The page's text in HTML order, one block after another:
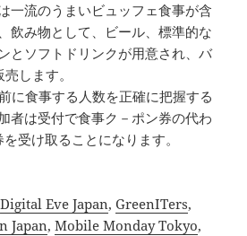
一流のうまいビュッフェ食事が含
飲み物として、ビール、標準的な
とソフトドリンクが用意され、バ
します。
に食事する人数を正確に把握する
者は受付で食事ク－ポン券の代わ
受け取ることになります。
Digital Eve Japan,GreenITers,
Japan,Mobile Monday Tokyo,